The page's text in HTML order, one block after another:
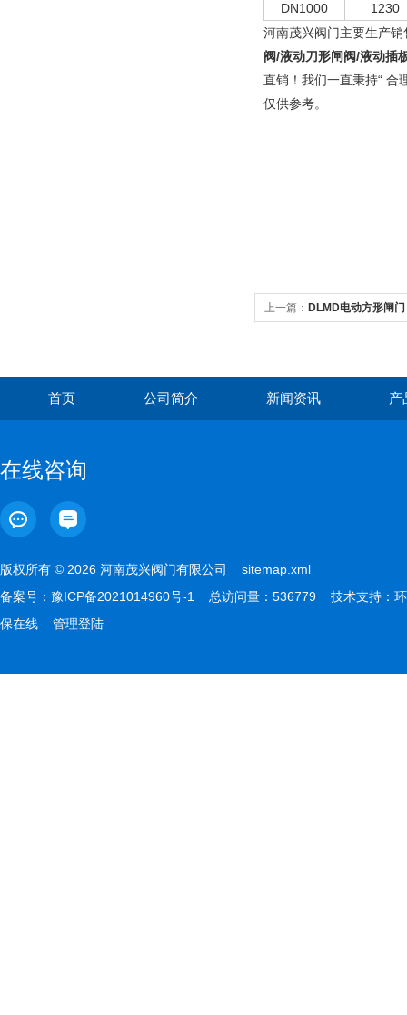
DN1000
1230
河南茂兴阀门主要生产销
阀/液动刀形闸阀/液动插
直销！我们一直秉持“ 合
仅供参考。
上一篇： DLMD电动方形闸门
首页 公司简介 新闻资讯 产
在线咨询
版权所有 © 2026 河南茂兴阀门有限公司 sitemap.xml
备案号： 豫ICP备2021014960号-1 总访问量：536779 技术支持： 环
保在线
管理登陆